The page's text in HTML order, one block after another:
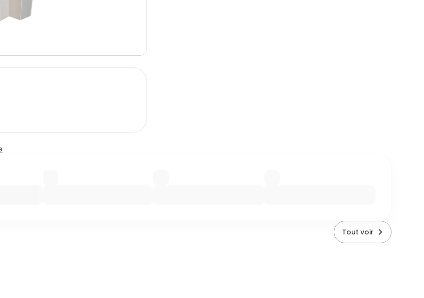
Tout voir